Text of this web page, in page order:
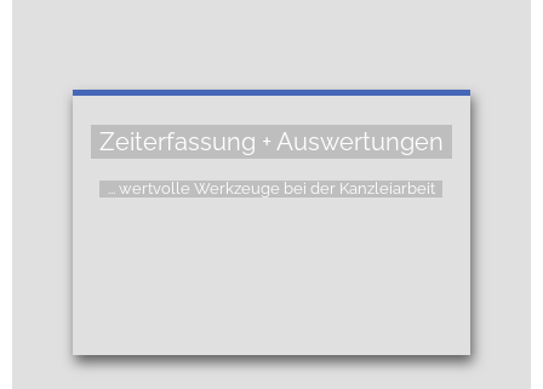
... wertvolle Werkzeuge bei der Kanzleiarbeit
Zeiterfassung + Auswertungen